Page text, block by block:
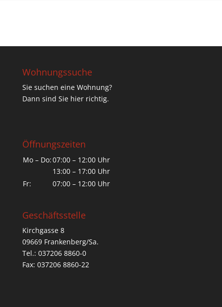
Wohnungssuche
Sie suchen eine Wohnung?
Dann sind Sie hier richtig.
Öffnungszeiten
Mo – Do:07:00 – 12:00 Uhr
13:00 – 17:00 Uhr
Fr:
07:00 – 12:00 Uhr
Geschäftsstelle
Kirchgasse 8
09669 Frankenberg/Sa.
Tel.: 037206 8860-0
Fax: 037206 8860-22